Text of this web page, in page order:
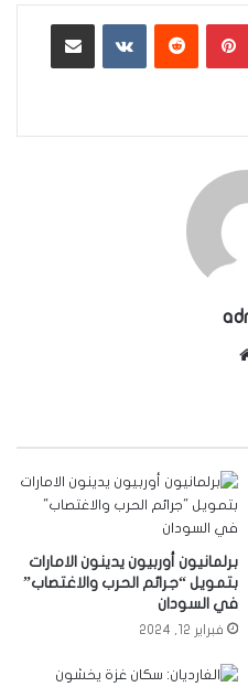
بينتيريست مشاركة عبر البريد
برلمانيون أوربيون يدينون الامارات
بتمويل “جرائم الحرب والاغتصاب”
في السودان
فبراير 12, 2024